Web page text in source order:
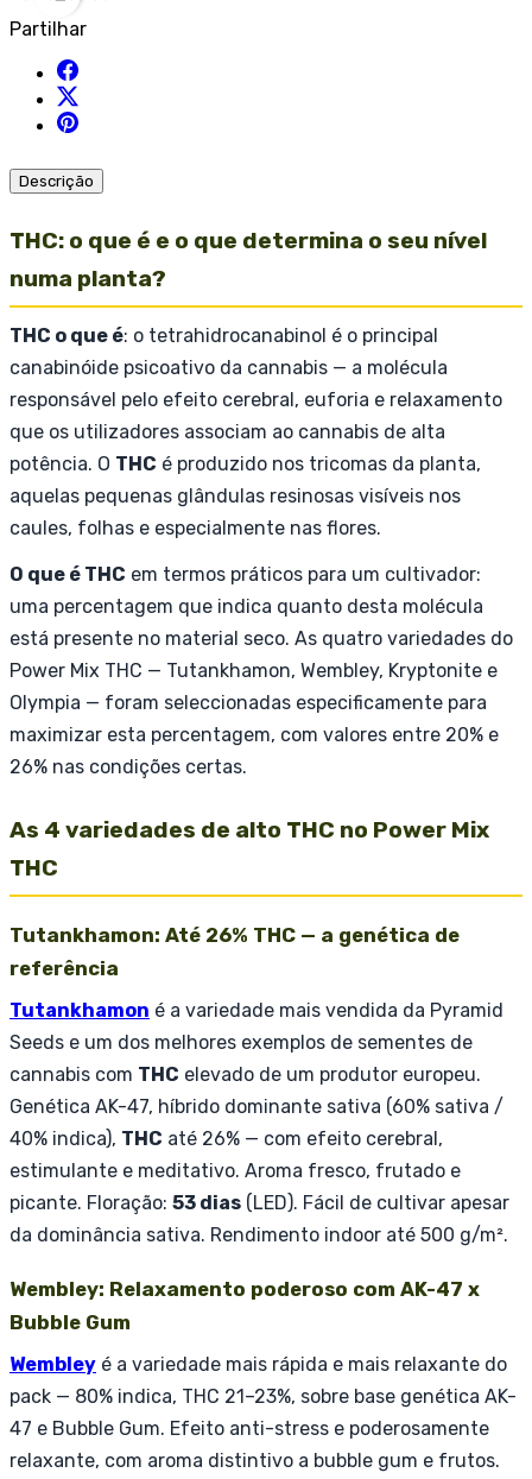
Partilhar
Descrição
THC: o que é e o que determina o seu nível
numa planta?
THC o que é: o tetrahidrocanabinol é o principal
canabinóide psicoativo da cannabis — a molécula
responsável pelo efeito cerebral, euforia e relaxamento
que os utilizadores associam ao cannabis de alta
potência. O THC é produzido nos tricomas da planta,
aquelas pequenas glândulas resinosas visíveis nos
caules, folhas e especialmente nas flores.
O que é THC em termos práticos para um cultivador:
uma percentagem que indica quanto desta molécula
está presente no material seco. As quatro variedades do
Power Mix THC — Tutankhamon, Wembley, Kryptonite e
Olympia — foram seleccionadas especificamente para
maximizar esta percentagem, com valores entre 20% e
26% nas condições certas.
As 4 variedades de alto THC no Power Mix
THC
Tutankhamon: Até 26% THC — a genética de
referência
Tutankhamon é a variedade mais vendida da Pyramid
Seeds e um dos melhores exemplos de sementes de
cannabis com THC elevado de um produtor europeu.
Genética AK-47, híbrido dominante sativa (60% sativa /
40% indica), THC até 26% — com efeito cerebral,
estimulante e meditativo. Aroma fresco, frutado e
picante. Floração: 53 dias (LED). Fácil de cultivar apesar
da dominância sativa. Rendimento indoor até 500 g/m².
Wembley: Relaxamento poderoso com AK-47 x
Bubble Gum
Wembley é a variedade mais rápida e mais relaxante do
pack — 80% indica, THC 21–23%, sobre base genética AK-
47 e Bubble Gum. Efeito anti-stress e poderosamente
relaxante, com aroma distintivo a bubble gum e frutos.